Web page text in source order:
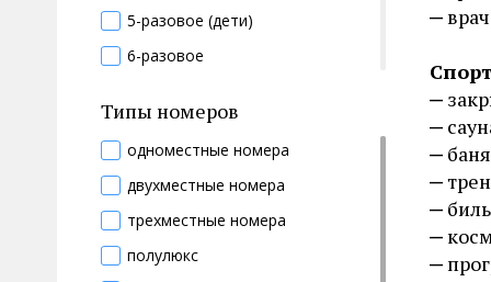
баня
оздоровление беременных
онкология
педиатрия
гомеопат
дерматолог
дефектолог
диабетолог
диетолог
5-разовое (дети)
6-разовое
безглютеновое
безлактозное
веганское
вегетарианское
витаминный стол
Типы номеров
одноместные номера
двухместные номера
трехместные номера
полулюкс